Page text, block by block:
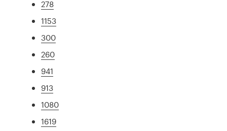
278
1153
300
260
941
913
1080
1619